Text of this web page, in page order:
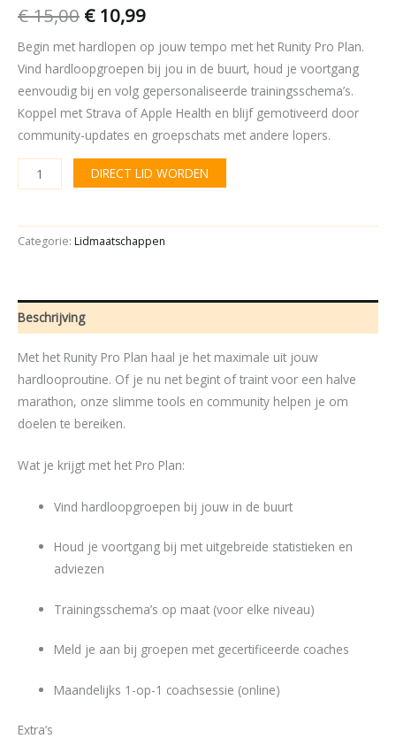
€15,00 €10,99
Begin met hardlopen op jouw tempo met het Runity Pro Plan.
Vind hardloopgroepen bij jou in de buurt, houd je voortgang
eenvoudig bij en volg gepersonaliseerde trainingsschema’s.
Koppel met Strava of Apple Health en blijf gemotiveerd door
community-updates en groepschats met andere lopers.
DIRECT LID WORDEN
Categorie: Lidmaatschappen
Beschrijving
Met het Runity Pro Plan haal je het maximale uit jouw
hardlooproutine. Of je nu net begint of traint voor een halve
marathon, onze slimme tools en community helpen je om
doelen te bereiken.
Wat je krijgt met het Pro Plan:
Vind hardloopgroepen bij jouw in de buurt
Houd je voortgang bij met uitgebreide statistieken en
adviezen
Trainingsschema’s op maat (voor elke niveau)
Meld je aan bij groepen met gecertificeerde coaches
Maandelijks 1-op-1 coachsessie (online)
Extra’s